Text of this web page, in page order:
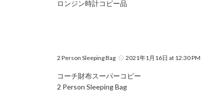
ロンジン時計コピー品
2 Person Sleeping Bag 2021年1月16日 at 12:30 PM
コーチ財布スーパーコピー
2 Person Sleeping Bag